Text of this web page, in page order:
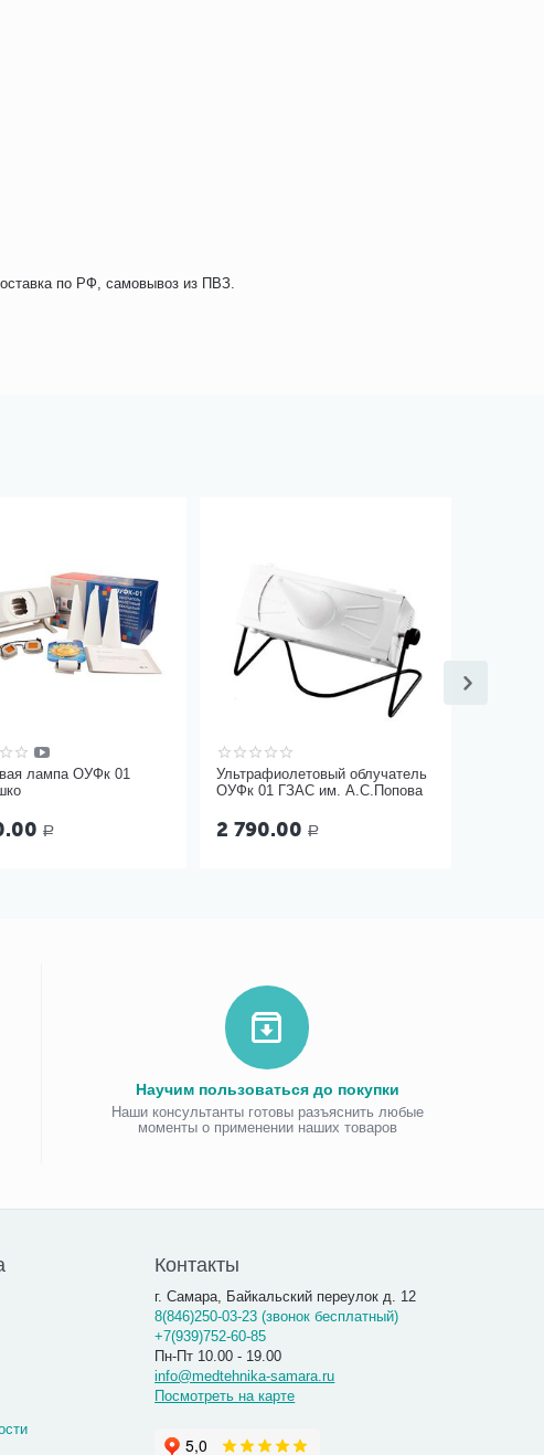
по РФ, самовывоз из ПВЗ.
лампа ОУФк 01
Р
Ультрафиолетовый облучатель
ОУФк 01 ГЗАС им. А.С.Попова
2 790.00 Р
Научим пользоваться до покупки
Наши консультанты готовы разъяснить любые
моменты о применении наших товаров
Контакты
г. Самара, Байкальский переулок д. 12
8(846)250-03-23 (звонок бесплатный)
+7(939)752-60-85
Пн-Пт 10.00 - 19.00
info@medtehnika-samara.ru
Посмотреть на карте